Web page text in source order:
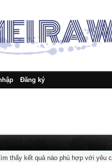
Đăng ký
thấy kết quả nào phù hợp với